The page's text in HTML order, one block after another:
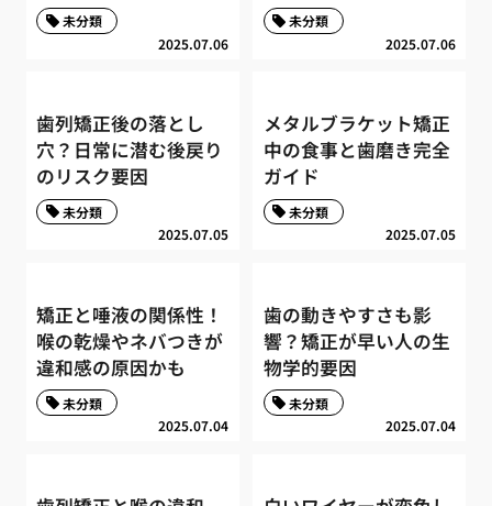
2025.07.06
未分類
2025.07.06
未分類
歯列矯正後の落とし
穴？日常に潜む後戻り
のリスク要因
2025.07.05
未分類
メタルブラケット矯正
中の食事と歯磨き完全
ガイド
2025.07.05
未分類
矯正と唾液の関係性！
喉の乾燥やネバつきが
違和感の原因かも
2025.07.04
未分類
歯の動きやすさも影
響？矯正が早い人の生
物学的要因
2025.07.04
未分類